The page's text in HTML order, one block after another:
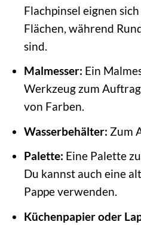
Flachpinsel eignen
Flächen, während
sind.
Malmesser: Ein
Werkzeug zum
von Farben.
Wasserbehälter: Zum
Palette: Eine Palette
Du kannst auch eine
Pappe verwenden.
Küchenpapier oder